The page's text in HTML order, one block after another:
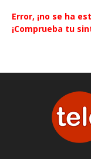
Error, ¡no se ha
¡Comprueba tu